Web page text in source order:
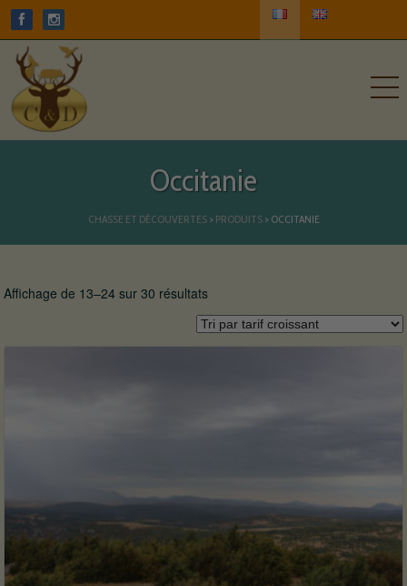
Occitanie
CHASSE ET DÉCOUVERTES> PRODUITS> OCCITANIE
Affichage de 13–24 sur 30 résultats